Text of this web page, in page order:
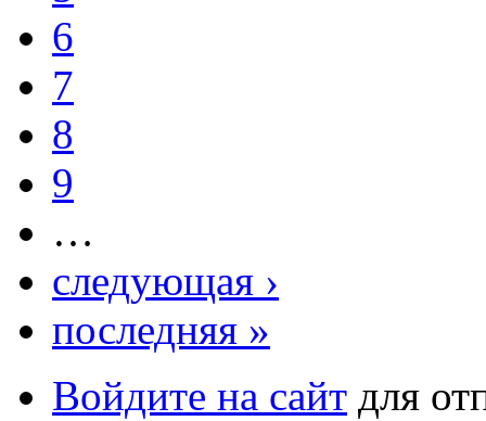
6
7
8
9
…
следующая ›
последняя »
Войдите на сайт для